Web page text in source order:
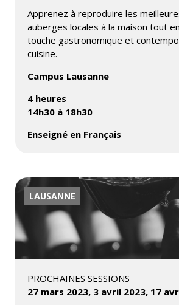
LAUSANNE
PROCHAINES SESSIONS
27 mars 2023, 3 avril 2023, 17
Apprenez à reproduire les
auberges locales à la maison tout
touche gastronomique et
cuisine.
Campus Lausanne
4 heures
14h30 à 18h30
Enseigné en Français